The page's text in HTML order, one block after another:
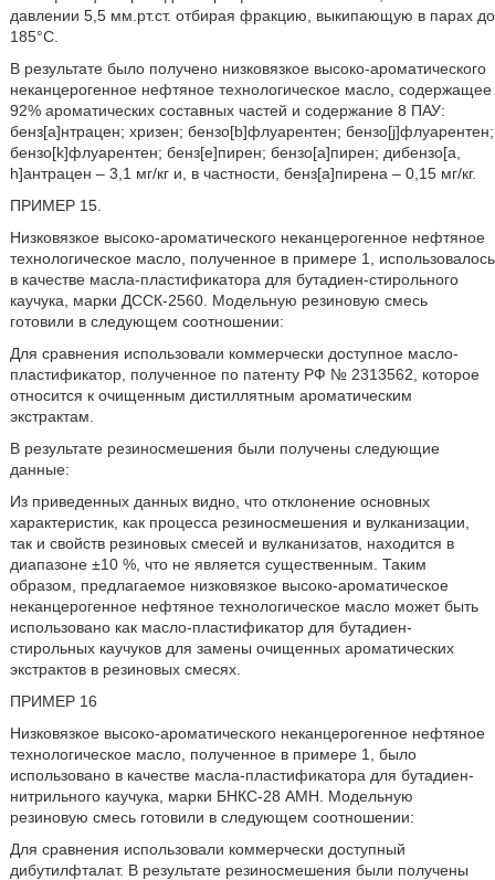
давлении 5,5 мм.рт.ст. отбирая фракцию, выкипающую в парах до
185°С.
В результате было получено низковязкое высоко-ароматического
неканцерогенное нефтяное технологическое масло, содержащее
92% ароматических составных частей и содержание 8 ПАУ:
бенз[а]нтрацен; хризен; бензо[b]флуарентен; бензо[j]флуарентен;
бензо[k]флуарентен; бенз[е]пирен; бензо[а]пирен; дибензо[a,
h]антрацен – 3,1 мг/кг и, в частности, бенз[а]пирена – 0,15 мг/кг.
ПРИМЕР 15.
Низковязкое высоко-ароматического неканцерогенное нефтяное
технологическое масло, полученное в примере 1, использовалось
в качестве масла-пластификатора для бутадиен-стирольного
каучука, марки ДССК-2560. Модельную резиновую смесь
готовили в следующем соотношении:
Для сравнения использовали коммерчески доступное масло-
пластификатор, полученное по патенту РФ № 2313562, которое
относится к очищенным дистиллятным ароматическим
экстрактам.
В результате резиносмешения были получены следующие
данные:
Из приведенных данных видно, что отклонение основных
характеристик, как процесса резиносмешения и вулканизации,
так и свойств резиновых смесей и вулканизатов, находится в
диапазоне ±10 %, что не является существенным. Таким
образом, предлагаемое низковязкое высоко-ароматическое
неканцерогенное нефтяное технологическое масло может быть
использовано как масло-пластификатор для бутадиен-
стирольных каучуков для замены очищенных ароматических
экстрактов в резиновых смесях.
ПРИМЕР 16
Низковязкое высоко-ароматического неканцерогенное нефтяное
технологическое масло, полученное в примере 1, было
использовано в качестве масла-пластификатора для бутадиен-
нитрильного каучука, марки БНКС-28 АМН. Модельную
резиновую смесь готовили в следующем соотношении:
Для сравнения использовали коммерчески доступный
дибутилфталат. В результате резиносмешения были получены